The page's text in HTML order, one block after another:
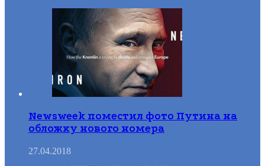
Newsweek поместил фото Путина на
обложку нового номера
27.04.2018